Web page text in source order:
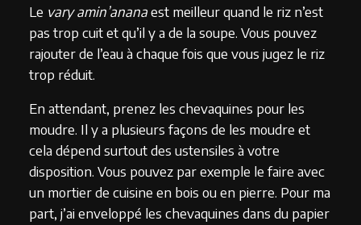
Le vary amin’ananaest meilleur quand le riz n’est
pas trop cuit et qu’il y a de la soupe. Vous pouvez
rajouter de l’eau à chaque fois que vous jugez le riz
trop réduit.
En attendant, prenez les chevaquines pour les
moudre. Il y a plusieurs façons de les moudre et
cela dépend surtout des ustensiles à votre
disposition. Vous pouvez par exemple le faire avec
un mortier de cuisine en bois ou en pierre. Pour ma
part, j’ai enveloppé les chevaquines dans du papier